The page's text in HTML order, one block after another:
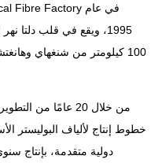
1995، ويقع في قلب دلتا
100 كيلومتر من شنغهاي
خطوط إنتاج لألياف البوليستر